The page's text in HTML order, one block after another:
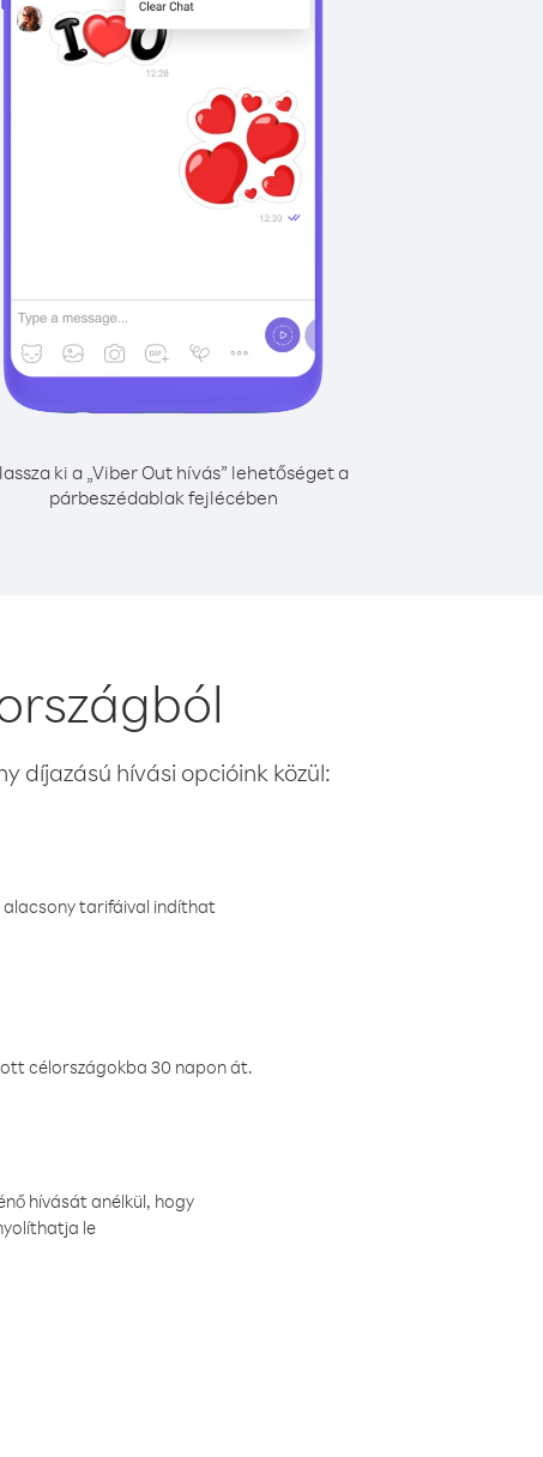
ki a „Viber Out hívás” lehetőséget a
párbeszédablak fejlécében
díjazású hívási opcióink közül:
alacsony tarifáival indíthat
célországokba 30 napon át.
hívását anélkül, hogy
le